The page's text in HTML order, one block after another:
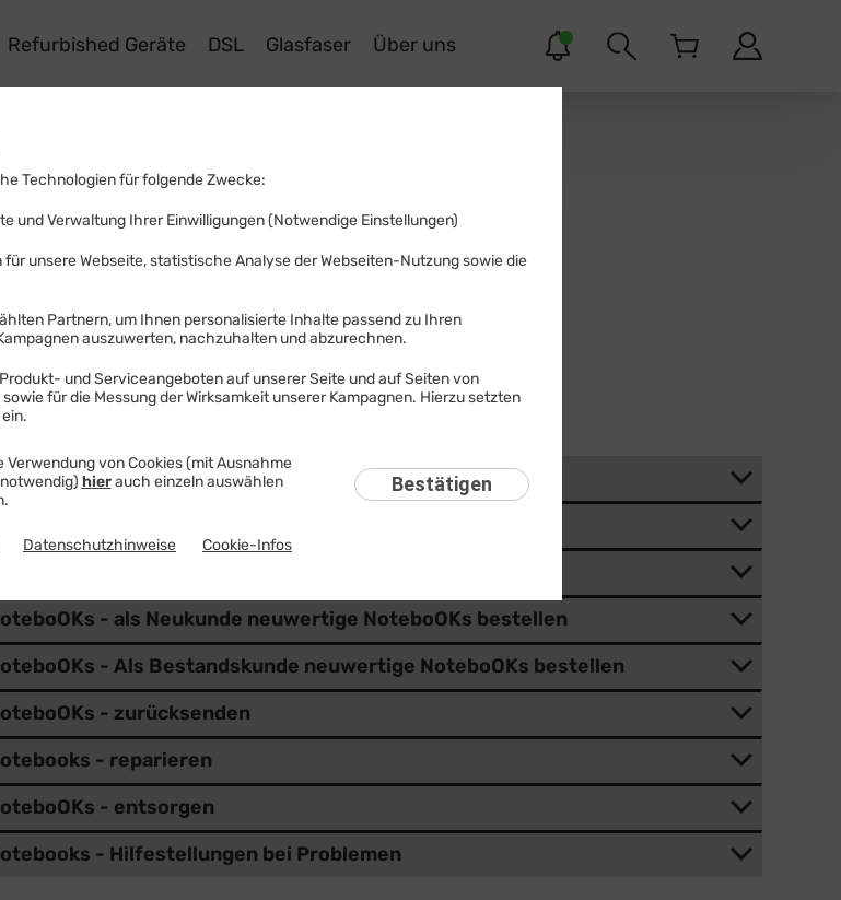
Refurbished Geräte DSL Glasfaser Über uns
Hilfestellungen.
Suchen
Notebooks
- als Neukunde neuwertige NoteboOKs bestellen
- Als Bestandskunde neuwertige NoteboOKs bestellen
- zurücksenden
- reparieren
- entsorgen
- Hilfestellungen bei Problemen
Technologien für folgende Zwecke:
und Verwaltung Ihrer Einwilligungen (Notwendige Einstellungen)
unsere Webseite, statistische Analyse der Webseiten-Nutzung sowie die
Partnern, um Ihnen personalisierte Inhalte passend zu Ihren
auszuwerten, nachzuhalten und abzurechnen.
und Serviceangeboten auf unserer Seite und auf Seiten von
für die Messung der Wirksamkeit unserer Kampagnen. Hierzu setzten
Verwendung von Cookies (mit Ausnahme
hierauch einzeln auswählen
Bestätigen
Datenschutzhinweise Cookie-Infos